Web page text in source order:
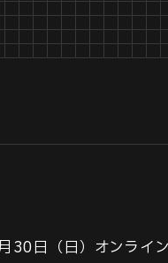
日（日）オンライ